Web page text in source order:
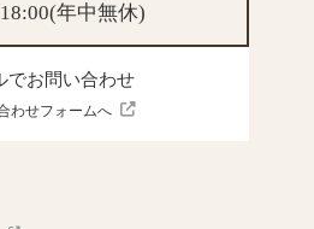
年中無休)
でお問い合わせ
わせフォームへ